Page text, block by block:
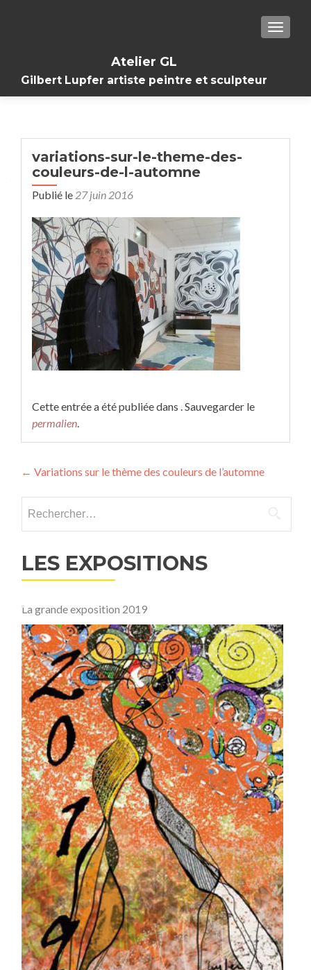
Atelier GL
Gilbert Lupfer artiste peintre et sculpteur
variations-sur-le-theme-des-
couleurs-de-l-automne
Publié le 27 juin 2016
Cette entrée a été publiée dans . Sauvegarder le
permalien.
Navigation
des
articles
← Variations sur le thème des couleurs de l’automne
LES EXPOSITIONS
La grande exposition 2019